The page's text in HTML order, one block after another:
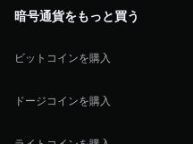
暗号通貨をもっと買う
ビットコインを購入
ドージコインを購入